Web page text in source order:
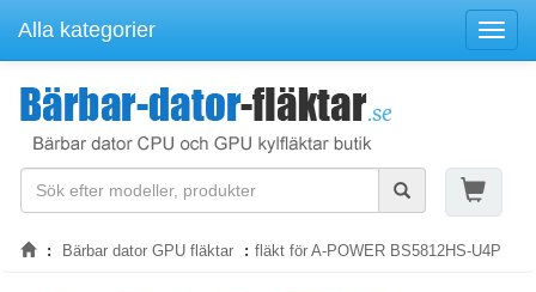
Alla kategorier
Bärbar dator GPU fläktar fläkt för A-POWER BS5812HS-U4P